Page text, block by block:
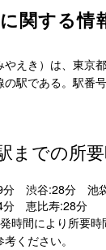
関する情
えき）は、東京
の駅である。駅番
までの所
分 渋谷:28分 池
恵比寿:28分
時間により所要
ください。